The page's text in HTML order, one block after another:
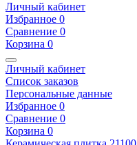
Личный кабинет
Избранное 0
Сравнение 0
Корзина 0
Личный кабинет
Список заказов
Персональные данные
Избранное 0
Сравнение 0
Корзина 0